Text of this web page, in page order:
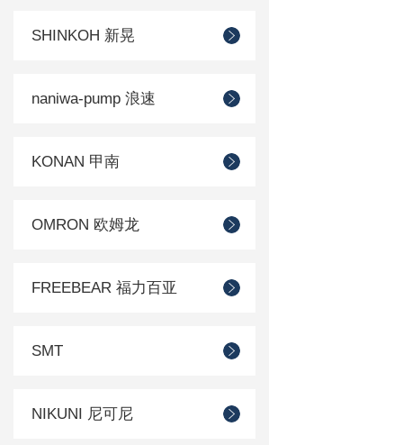
SHINKOH 新晃
naniwa-pump 浪速
KONAN 甲南
OMRON 欧姆龙
FREEBEAR 福力百亚
SMT
NIKUNI 尼可尼